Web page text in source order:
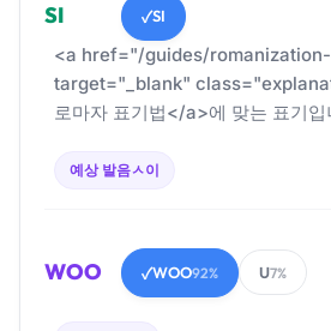
SI ✓SI
<a href="/guides/
target="_blank"
로마자 표기법</a>에 맞는 표기입
예상 발음ㅅ이
WOO ✓WOO92% U7%